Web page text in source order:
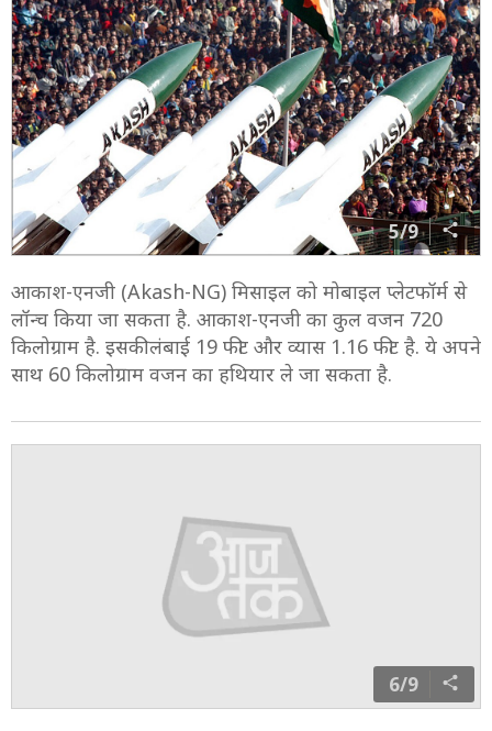
5/9
आकाश-एनजी (Akash-NG) मिसाइल को मोबाइल प्लेटफॉर्म से
लॉन्च किया जा सकता है. आकाश-एनजी का कुल वजन 720
किलोग्राम है. इसकी लंबाई 19 फीट और व्यास 1.16 फीट है. ये अपने
साथ 60 किलोग्राम वजन का हथियार ले जा सकता है.
6/9